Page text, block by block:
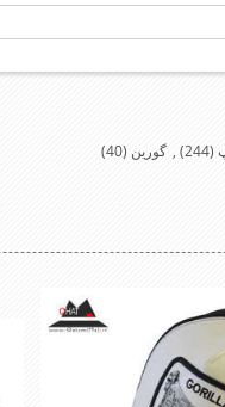
(244)
, گورین (40)